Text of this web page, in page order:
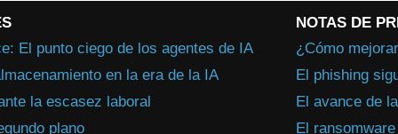
El punto ciego de los agentes de IA
en la era de la IA
la escasez laboral
plano
NOTAS DE
¿Cómo
El phishing
El avance de
El